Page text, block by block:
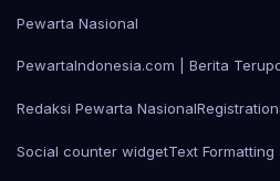
Pewarta Nasional
PewartaIndonesia.com | Berita
Redaksi Pewarta NasionalRegistration
Social counter widgetText Formatting